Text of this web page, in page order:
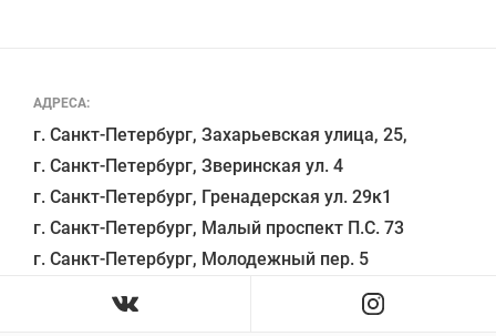
АДРЕСА:
г. Санкт-Петербург, Захарьевская улица, 25,
г. Санкт-Петербург, Зверинская ул. 4
г. Санкт-Петербург, Гренадерская ул. 29к1
г. Санкт-Петербург, Малый проспект П.С. 73